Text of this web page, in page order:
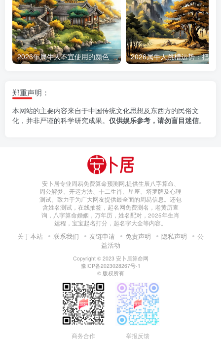
2026年属牛人不宜使用的颜色
郑重声明：
本网站的主要内容来自于中国传统文化思想及东西方的民俗文
化，并非严谨的科学研究成果。 仅供娱乐参考，请勿盲目迷信。
安卜居专业周易免费算命预测网,提供生辰八字算命、
周公解梦、开运方法、十二生肖、星座、塔罗牌及心理
测试。致力于为广大网友提供最全面的周易信息。还包
含姓名测试，在线抽签，起名网免费测名，老黄历查
询，八字算命婚姻，万年历，姓名配对，2025年生肖
运程，宝宝起名打分，起名字大全等内容。
关于本站 联系我们 友链申请 免责声明 隐私声明
公
益活动
Copyright © 2023 安卜居算命网
豫ICP备2023028267号-1
© 版权所有
商务合作 举报反馈